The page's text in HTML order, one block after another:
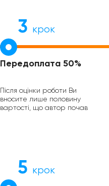
3 крок
Передоплата 50%
Після оцінки роботи Ви
вносите лише половину
вартості, що автор почав
5 крок